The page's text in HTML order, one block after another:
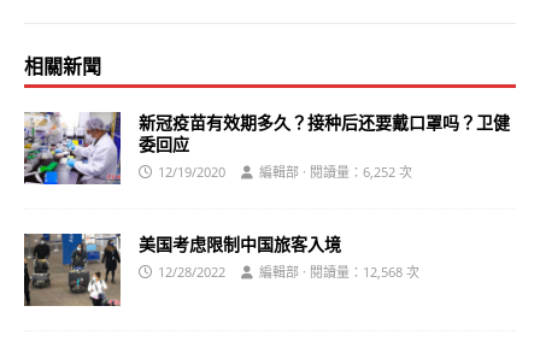
相關新聞
新冠疫苗有效期多久？接种后还要戴口罩吗？卫健
委回应
12/19/2020 編輯部 · 閱讀量：6,252 次
美国考虑限制中国旅客入境
12/28/2022 編輯部 · 閱讀量：12,568 次